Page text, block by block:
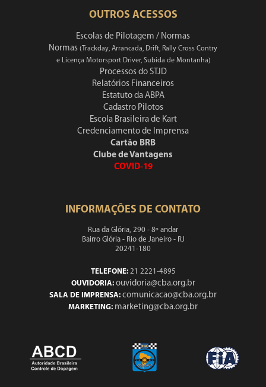
OUTROS ACESSOS
Escolas de Pilotagem / Normas
Normas (Trackday, Arrancada, Drift, Rally Cross Contry
e Licença Motorsport Driver, Subida de Montanha)
Processos do STJD
Relatórios Financeiros
Estatuto da ABPA
Cadastro Pilotos
Escola Brasileira de Kart
Credenciamento de Imprensa
Cartão BRB
Clube de Vantagens
COVID-19
INFORMAÇÕES DE CONTATO
Rua da Glória, 290 - 8º andar
Bairro Glória - Rio de Janeiro - RJ
20241-180
TELEFONE:21 2221-4895
OUVIDORIA: ouvidoria@cba.org.br
SALA DE IMPRENSA: comunicacao@cba.org.br
MARKETING: marketing@cba.org.br